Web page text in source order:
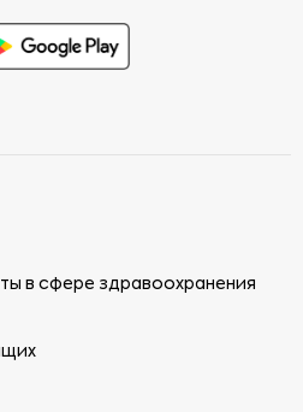
в сфере здравоохранения